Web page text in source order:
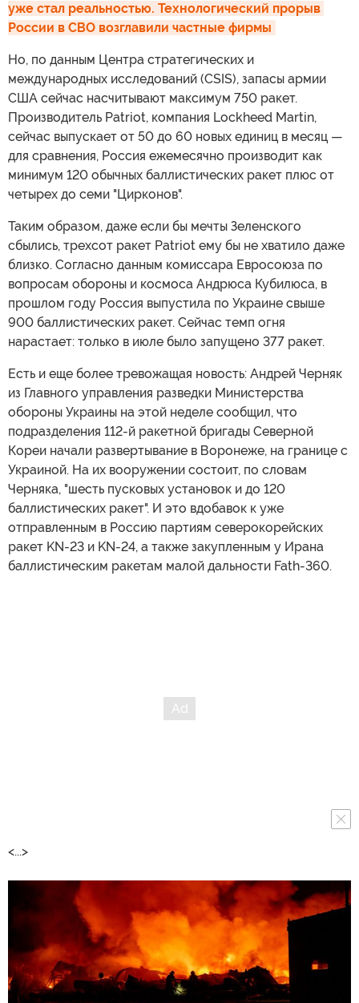
уже стал реальностью. Технологический прорыв
России в СВО возглавили частные фирмы
Но, по данным Центра стратегических и
международных исследований (CSIS), запасы армии
США сейчас насчитывают максимум 750 ракет.
Производитель Patriot, компания Lockheed Martin,
сейчас выпускает от 50 до 60 новых единиц в месяц —
для сравнения, Россия ежемесячно производит как
минимум 120 обычных баллистических ракет плюс от
четырех до семи "Цирконов".
Таким образом, даже если бы мечты Зеленского
сбылись, трехсот ракет Patriot ему бы не хватило даже
близко. Согласно данным комиссара Евросоюза по
вопросам обороны и космоса Андрюса Кубилюса, в
прошлом году Россия выпустила по Украине свыше
900 баллистических ракет. Сейчас темп огня
нарастает: только в июле было запущено 377 ракет.
Есть и еще более тревожащая новость: Андрей Черняк
из Главного управления разведки Министерства
обороны Украины на этой неделе сообщил, что
подразделения 112-й ракетной бригады Северной
Кореи начали развертывание в Воронеже, на границе с
Украиной. На их вооружении состоит, по словам
Черняка, "шесть пусковых установок и до 120
баллистических ракет". И это вдобавок к уже
отправленным в Россию партиям северокорейских
ракет KN-23 и KN-24, а также закупленным у Ирана
баллистическим ракетам малой дальности Fath-360.
<...>